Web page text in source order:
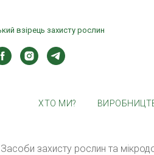
взірець захисту рослин
ХТО МИ?
Засоби захисту рослин та